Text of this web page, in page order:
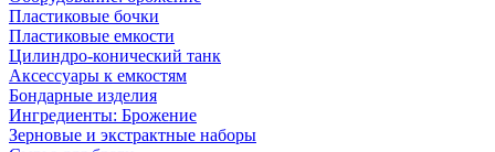
Пластиковые бочки
Пластиковые емкости
Цилиндро-конический танк
Аксессуары к емкостям
Бондарные изделия
Ингредиенты: Брожение
Зерновые и экстрактные наборы